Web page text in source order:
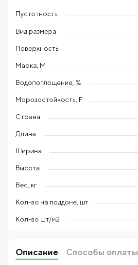
Пустотность
Вид размера
Поверхность
Марка, М
Водопоглощение, %
Морозостойкость, F
Страна
Длина
Ширина
Высота
Вес, кг
Кол-во на поддоне, шт
Кол-во шт/м2
Описание
Способы оплаты